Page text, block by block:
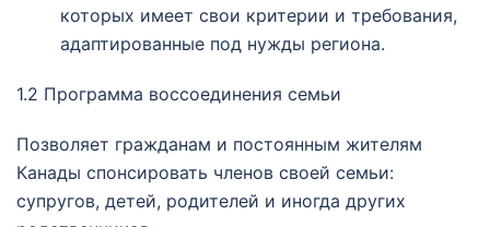
которых имеет свои критерии и требования,
адаптированные под нужды региона.
1.2 Программа воссоединения семьи
Позволяет гражданам и постоянным жителям
Канады спонсировать членов своей семьи:
супругов, детей, родителей и иногда других